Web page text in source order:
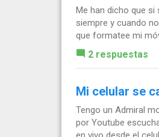
Me han dicho que
siempre y cuando
que formatee mi
2 respuestas
Mi celular se
Tengo un Admiral
por Youtube